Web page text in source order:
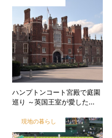
ハンプトンコート宮殿で庭園
巡り ～英国王室が愛した...
現地の暮らし